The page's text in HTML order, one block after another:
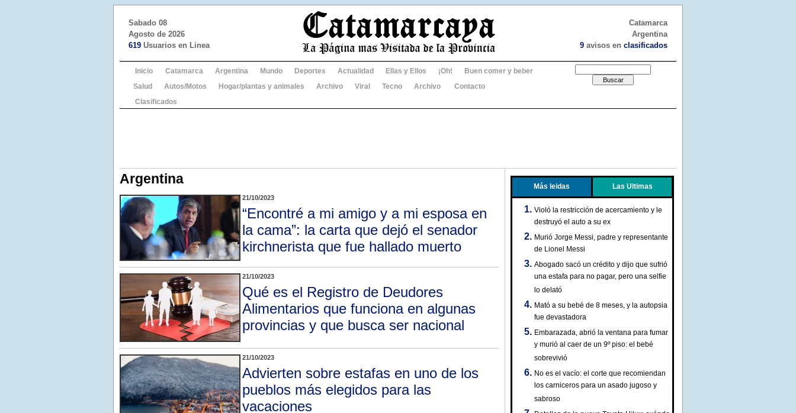
Sabado 08
Agosto de 2026
619 Usuarios en Linea
Catamarca
Argentina
9 avisos en clasificados
Inicio Catamarca Argentina Mundo Deportes Actualidad Ellas y Ellos ¡Oh!
Buen comer y beber
Salud
Autos/Motos Hogar/plantas y animales Archivo Viral Tecno Archivo
Contacto
Clasificados
Argentina
21/10/2023
“Encontré a mi amigo y a mi esposa en
la cama”: la carta que dejó el senador
kirchnerista que fue hallado muerto
21/10/2023
Qué es el Registro de Deudores
Alimentarios que funciona en algunas
provincias y que busca ser nacional
21/10/2023
Advierten sobre estafas en uno de los
pueblos más elegidos para las
vacaciones
Más leidas Las Ultimas
Violó la restricción de acercamiento y le
destruyó el auto a su ex
Murió Jorge Messi, padre y representante
de Lionel Messi
Abogado sacó un crédito y dijo que sufrió
una estafa para no pagar, pero una selfie
lo delató
Mató a su bebé de 8 meses, y la autopsia
fue devastadora
Embarazada, abrió la ventana para fumar
y murió al caer de un 9º piso: el bebé
sobrevivió
No es el vacío: el corte que recomiendan
los carniceros para un asado jugoso y
sabroso